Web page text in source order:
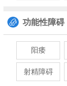
功能性障碍
阳痿
射精障碍